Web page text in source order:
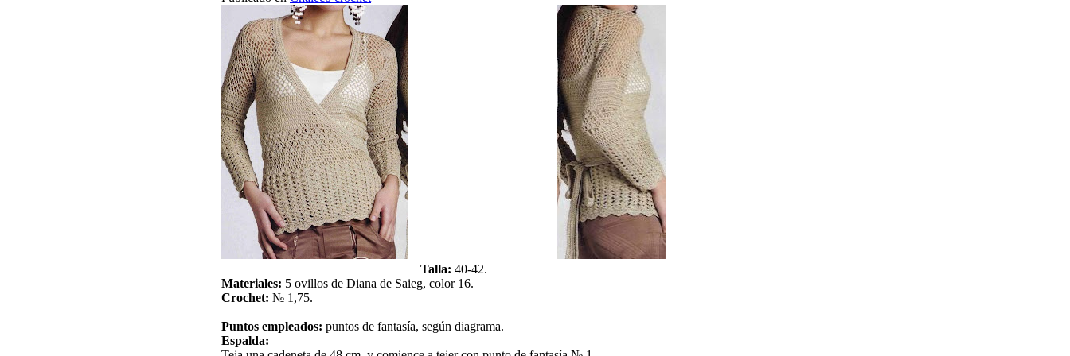
Talla: 40-42.
Materiales: 5 ovillos de Diana de Saieg, color 16.
Crochet: № 1,75.
Puntos empleados: puntos de fantasía, según diagrama.
Espalda: